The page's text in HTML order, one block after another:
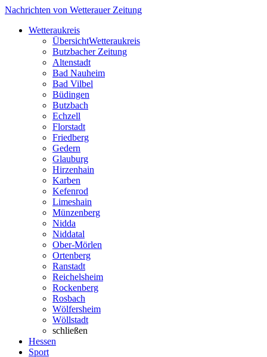
Nachrichten von Wetterauer Zeitung
Wetteraukreis
ÜbersichtWetteraukreis
Butzbacher Zeitung
Altenstadt
Bad Nauheim
Bad Vilbel
Büdingen
Butzbach
Echzell
Florstadt
Friedberg
Gedern
Glauburg
Hirzenhain
Karben
Kefenrod
Limeshain
Münzenberg
Nidda
Niddatal
Ober-Mörlen
Ortenberg
Ranstadt
Reichelsheim
Rockenberg
Rosbach
Wölfersheim
Wöllstadt
schließen
Hessen
Sport